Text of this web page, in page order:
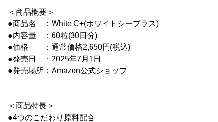
＜商品概要＞
●商品名 ：White C+(ホワイトシープラス)
●内容量 ：60粒(30日分)
●価格 ：通常価格2,650円(税込)
●発売日 ：2025年7月1日
●発売場所：Amazon公式ショップ
＜商品特長＞
●4つのこだわり原料配合